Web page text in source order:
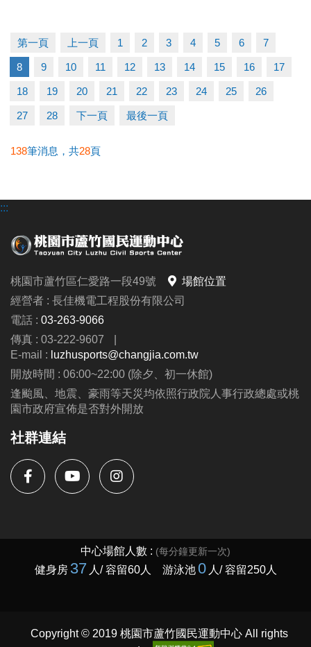
【優惠2重奏】
◆ 參與任一課程即贈黑松FIN運動飲料一瓶(上課當天
發放)。
◆ 參與活動課程後，有報名3-4月課程者，享舊生9折
連絡資訊
-官網 :
-FB : 桃園市蘆竹國民運動中心
-IG : @luzhusports
第一頁 上一頁 1 2 3 4 5 6 7
8 9 10 11 12 13 14 15 16 17
18 19 20 21 22 23 24 25 26
27 28 下一頁 最後一頁
138筆消息，共28頁
:::
桃園市蘆竹區仁愛路一段49號
場館位置
經營者 : 長佳機電工程股份有限公司
電話 : 03-263-9066
傳真 : 03-222-9607
E-mail : luzhusports@changjia.com.tw
開放時間 : 06:00~22:00 (除夕、初一休館)
逢颱風、地震、豪雨等天災均依照行政院人事行政總處或桃
園市政府宣佈是否對外開放
社群連結
Copyright © 2019 桃園市蘆竹國民運動中心 All rights